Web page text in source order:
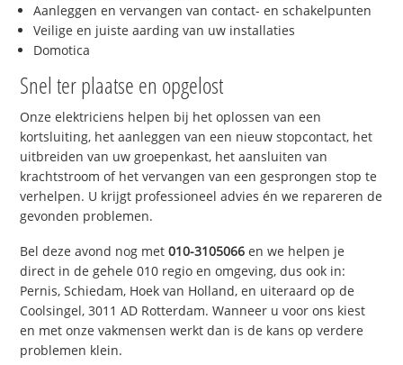
Aanleggen en vervangen van contact- en schakelpunten
Veilige en juiste aarding van uw installaties
Domotica
Snel ter plaatse en opgelost
Onze elektriciens helpen bij het oplossen van een
kortsluiting, het aanleggen van een nieuw stopcontact, het
uitbreiden van uw groepenkast, het aansluiten van
krachtstroom of het vervangen van een gesprongen stop te
verhelpen. U krijgt professioneel advies én we repareren de
gevonden problemen.
Bel deze avond nog met010-3105066 en we helpen je
direct in de gehele 010 regio en omgeving, dus ook in:
Pernis, Schiedam, Hoek van Holland, en uiteraard op de
Coolsingel, 3011 AD Rotterdam. Wanneer u voor ons kiest
en met onze vakmensen werkt dan is de kans op verdere
problemen klein.